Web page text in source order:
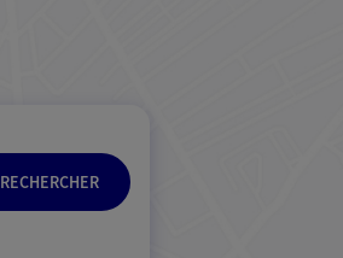
RECHERCHER